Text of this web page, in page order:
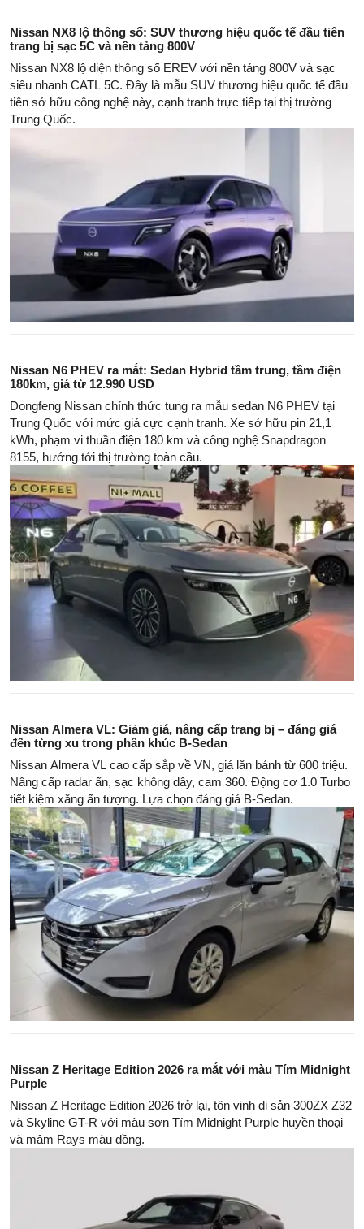
Nissan NX8 lộ thông số: SUV thương hiệu quốc tế đầu tiên
trang bị sạc 5C và nền tảng 800V
Nissan NX8 lộ diện thông số EREV với nền tảng 800V và sạc
siêu nhanh CATL 5C. Đây là mẫu SUV thương hiệu quốc tế đầu
tiên sở hữu công nghệ này, cạnh tranh trực tiếp tại thị trường
Trung Quốc.
Nissan N6 PHEV ra mắt: Sedan Hybrid tầm trung, tầm điện
180km, giá từ 12.990 USD
Dongfeng Nissan chính thức tung ra mẫu sedan N6 PHEV tại
Trung Quốc với mức giá cực cạnh tranh. Xe sở hữu pin 21,1
kWh, phạm vi thuần điện 180 km và công nghệ Snapdragon
8155, hướng tới thị trường toàn cầu.
Nissan Almera VL: Giảm giá, nâng cấp trang bị – đáng giá
đến từng xu trong phân khúc B-Sedan
Nissan Almera VL cao cấp sắp về VN, giá lăn bánh từ 600 triệu.
Nâng cấp radar ẩn, sạc không dây, cam 360. Động cơ 1.0 Turbo
tiết kiệm xăng ấn tượng. Lựa chọn đáng giá B-Sedan.
Nissan Z Heritage Edition 2026 ra mắt với màu Tím Midnight
Purple
Nissan Z Heritage Edition 2026 trở lại, tôn vinh di sản 300ZX Z32
và Skyline GT-R với màu sơn Tím Midnight Purple huyền thoại
và mâm Rays màu đồng.